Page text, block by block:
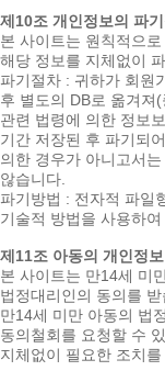
제10조 개인정보의 파
본 사이트는 원칙적으
해당 정보를 지체없이
파기절차 : 귀하가 회원
후 별도의 DB로 옮겨져
관련 법령에 의한 정보
기간 저장된 후 파기되
의한 경우가 아니고서
않습니다.
파기방법 : 전자적 파일
기술적 방법을 사용하
제11조 아동의 개인정
본 사이트는 만14세 미
법정대리인의 동의를 받
만14세 미만 아동의 법
동의철회를 요청할 수
지체없이 필요한 조치